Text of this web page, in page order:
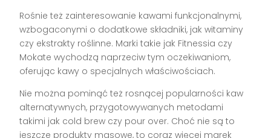
Rośnie też zainteresowanie kawami funkcjonalnymi,
wzbogaconymi o dodatkowe składniki, jak witaminy
czy ekstrakty roślinne. Marki takie jak Fitnessia czy
Mokate wychodzą naprzeciw tym oczekiwaniom,
oferując kawy o specjalnych właściwościach.
Nie można pominąć też rosnącej popularności kaw
alternatywnych, przygotowywanych metodami
takimi jak cold brew czy pour over. Choć nie są to
jeszcze produkty masowe, to coraz więcej marek